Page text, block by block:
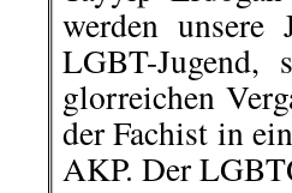
werden
LGBT-
glorreichen
der Fachist in
AKP. Der